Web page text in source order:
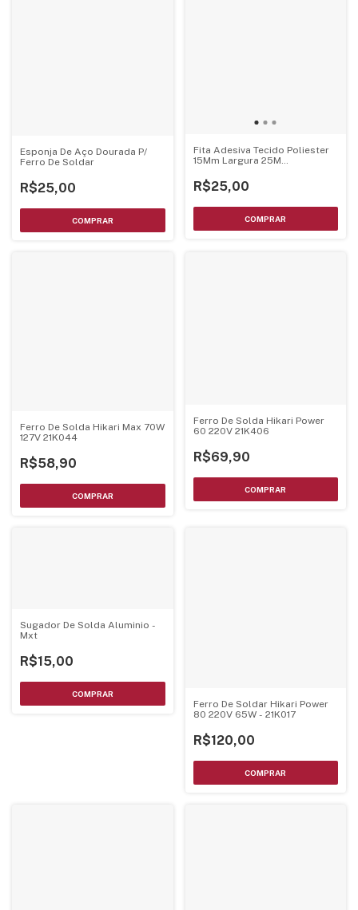
Esponja De Aço Dourada P/
Ferro De Soldar
R$25,00
Fita Adesiva Tecido Poliester
15Mm Largura 25M
Eletronica
R$25,00
Ferro De Solda Hikari Max 70W
127V 21K044
R$58,90
Ferro De Solda Hikari Power
60 220V 21K406
R$69,90
Sugador De Solda Aluminio -
Mxt
R$15,00
Ferro De Soldar Hikari Power
80 220V 65W - 21K017
R$120,00